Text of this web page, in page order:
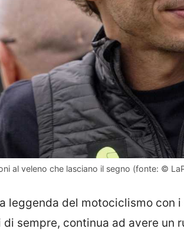
al veleno che lasciano il segno (fonte: ©
leggenda del motociclismo
sempre, continua ad avere un